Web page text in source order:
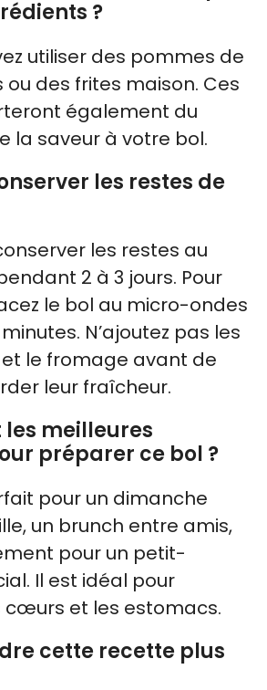
?
utiliser des pommes de
ou des frites maison. Ces
également du
la saveur à votre bol.
les restes de
les restes au
2 à 3 jours. Pour
le bol au micro-ondes
N’ajoutez pas les
le fromage avant de
leur fraîcheur.
les meilleures
préparer ce bol ?
pour un dimanche
un brunch entre amis,
pour un petit-
Il est idéal pour
cœurs et les estomacs.
cette recette plus